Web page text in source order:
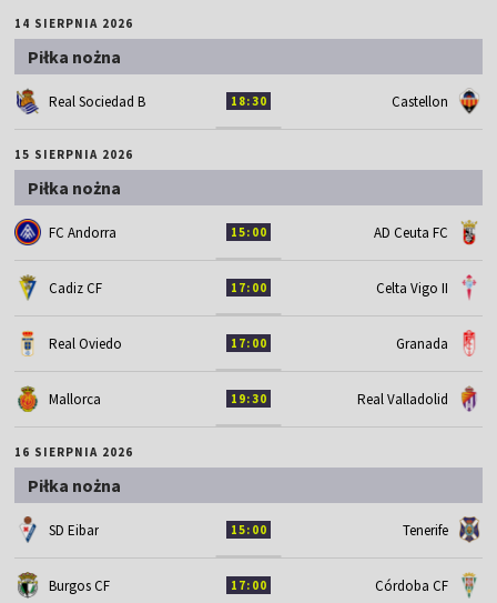
14 SIERPNIA 2026
Piłka nożna
Real Sociedad B 18:30 Castellon
15 SIERPNIA 2026
Piłka nożna
FC Andorra 15:00 AD Ceuta FC
Cadiz CF 17:00 Celta Vigo II
Real Oviedo 17:00 Granada
Mallorca 19:30 Real Valladolid
16 SIERPNIA 2026
Piłka nożna
SD Eibar 15:00 Tenerife
Burgos CF 17:00 Córdoba CF